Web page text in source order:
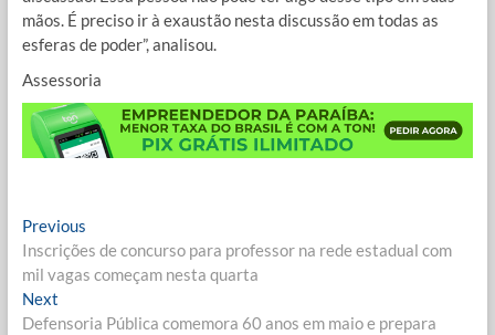
mãos. É preciso ir à exaustão nesta discussão em todas as
esferas de poder”, analisou.
Assessoria
Navegação
de
Post
PreviousPrevious
post:
Inscrições de concurso para professor na rede estadual com
mil vagas começam nesta quarta
NextNext
post:
Defensoria Pública comemora 60 anos em maio e prepara